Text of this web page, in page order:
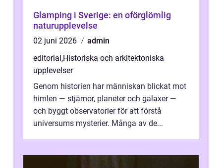
Glamping i Sverige: en oförglömlig
naturupplevelse
02 juni 2026
admin
editorial,Historiska och arkitektoniska
upplevelser
Genom historien har människan blickat mot
himlen — stjärnor, planeter och galaxer —
och byggt observatorier för att förstå
universums mysterier. Många av de...